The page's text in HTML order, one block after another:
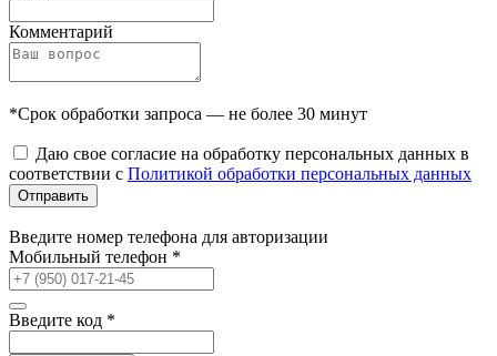
Комментарий
*Срок обработки запроса — не более 30 минут
Даю свое согласие на обработку персональных данных в
соответствии с Политикой обработки персональных данных
Отправить
Введите номер телефона для авторизации
Мобильный телефон *
Введите код *